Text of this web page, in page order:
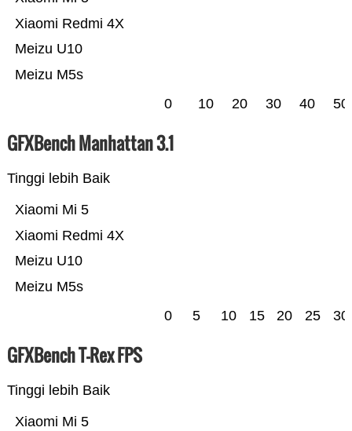
Meizu M5s
Meizu U10
Xiaomi Redmi 4X
0 10 20 30 40 50
GFXBench Manhattan 3.1
Tinggi lebih Baik
Meizu M5s
Meizu U10
Xiaomi Redmi 4X
Xiaomi Mi 5
0 5 10 15 20 25 30
GFXBench T-Rex FPS
Tinggi lebih Baik
Xiaomi Mi 5